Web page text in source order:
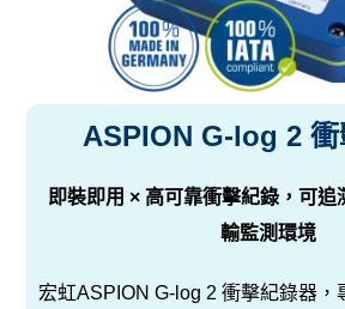
ASPION G-log 2 衝
即裝即用 × 高可靠衝擊紀錄，可追
輸監測環境
宏虹ASPION G-log 2 衝擊紀錄器，